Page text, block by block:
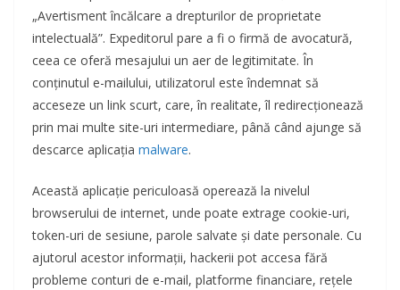
„Avertisment încălcare a drepturilor de proprietate
intelectuală”. Expeditorul pare a fi o firmă de avocatură,
ceea ce oferă mesajului un aer de legitimitate. În
conținutul e-mailului, utilizatorul este îndemnat să
acceseze un link scurt, care, în realitate, îl redirecționează
prin mai multe site-uri intermediare, până când ajunge să
descarce aplicația malware.
Această aplicație periculoasă operează la nivelul
browserului de internet, unde poate extrage cookie-uri,
token-uri de sesiune, parole salvate și date personale. Cu
ajutorul acestor informații, hackerii pot accesa fără
probleme conturi de e-mail, platforme financiare, rețele